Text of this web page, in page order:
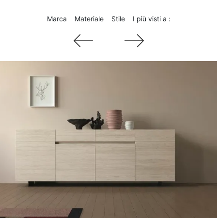
Marca Materiale Stile I più visti a :